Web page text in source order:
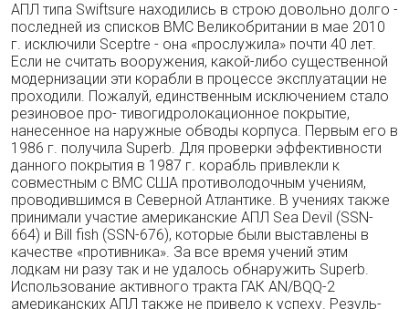
АПЛ типа Swiftsure находились в строю довольно долго -
последней из списков ВМС Великобритании в мае 2010
г. исключили Sceptre - она «прослужила» почти 40 лет.
Если не считать вооружения, какой-либо существен­ной
модернизации эти корабли в процессе эк­сплуатации не
проходили. Пожалуй, един­ственным исключением стало
резиновое про- тивогидролокационное покрытие,
нанесенное на наружные обводы корпуса. Первым его в
1986 г. получила Superb. Для проверки эф­фективности
данного покрытия в 1987 г. ко­рабль привлекли к
совместным с ВМС США противолодочным учениям,
проводившимся в Северной Атлантике. В учениях также
при­нимали участие американские АПЛ Sea Devil (SSN-
664) и Bill fish (SSN-676), которые были выставлены в
качестве «противника». За все время учений этим
лодкам ни разу так и не удалось обнаружить Superb.
Использование активного тракта ГАК AN/BQQ-2
американ­ских АПЛ также не привело к успеху. Резуль­